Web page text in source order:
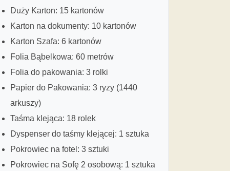
Duży Karton: 15 kartonów
Karton na dokumenty: 10 kartonów
Karton Szafa: 6 kartonów
Folia Bąbelkowa: 60 metrów
Folia do pakowania: 3 rolki
Papier do Pakowania: 3 ryzy (1440
arkuszy)
Taśma klejąca: 18 rolek
Dyspenser do taśmy klejącej: 1 sztuka
Pokrowiec na fotel: 3 sztuki
Pokrowiec na Sofę 2 osobową: 1 sztuka